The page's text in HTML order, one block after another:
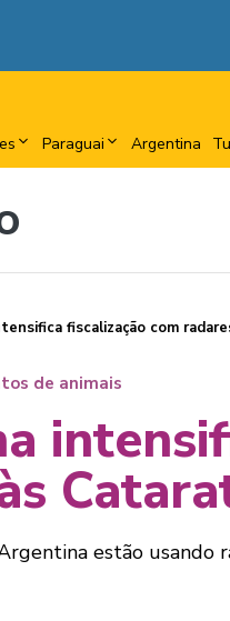
Paraguai Argentina
fiscalização com
de animais
estão usando